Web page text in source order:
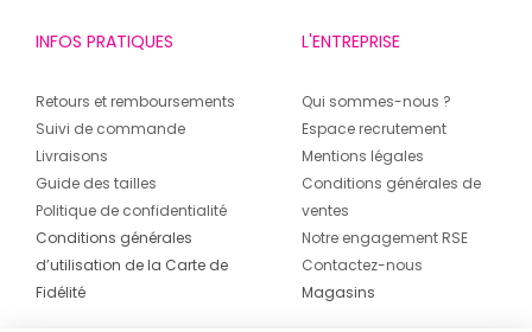
INFOS PRATIQUES
Retours et remboursements
Suivi de commande
Livraisons
Guide des tailles
Politique de confidentialité
Conditions générales
d’utilisation de la Carte de
Fidélité
L'ENTREPRISE
Qui sommes-nous ?
Espace recrutement
Mentions légales
Conditions générales de
ventes
Notre engagement RSE
Contactez-nous
Magasins